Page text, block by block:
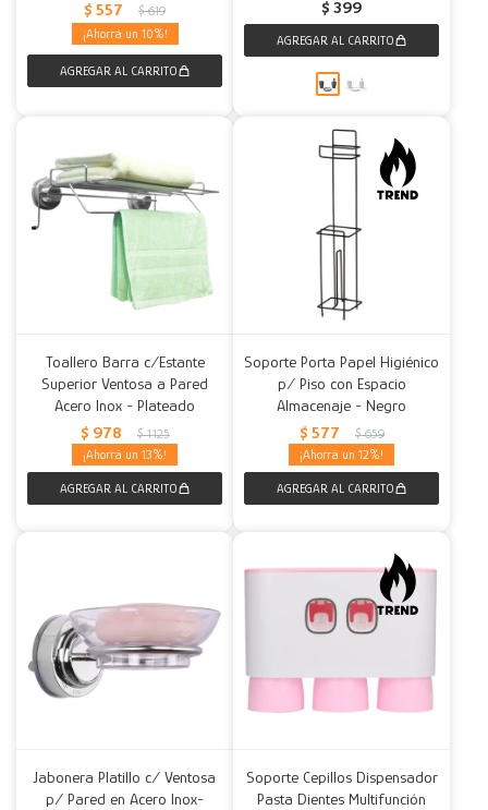
$ 557 $ 619
10
$ 399
Toallero Barra c/Estante
Superior Ventosa a Pared
Acero Inox - Plateado
$ 978 $ 1.125
13
Soporte Porta Papel Higiénico
p/ Piso con Espacio
Almacenaje - Negro
$ 577 $ 659
12
Jabonera Platillo c/ Ventosa
p/ Pared en Acero Inox-
Soporte Cepillos Dispensador
Pasta Dientes Multifunción